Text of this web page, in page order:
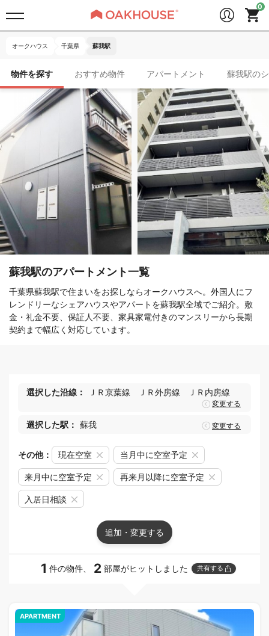
オークハウス 千葉県 蘇我駅
物件を探す おすすめ物件 アパートメント 蘇我駅の
蘇我駅のアパートメント一覧
千葉県蘇我駅で住まいをお探しならオークハウスへ。外国人にフ
レンドリーなシェアハウスやアパートを蘇我駅全域でご紹介。敷
金・礼金不要、保証人不要、家具家電付きのマンスリーから長期
契約まで幅広く対応しています。
選択した沿線： ＪＲ京葉線 ＪＲ外房線 ＪＲ内房線
変更する
選択した駅： 蘇我 変更する
その他： 現在空室 当月中に空室予定
来月中に空室予定 再来月以降に空室予定
入居日相談
追加・変更する
1 件の物件、 2 部屋がヒットしました 共有する
APARTMENT